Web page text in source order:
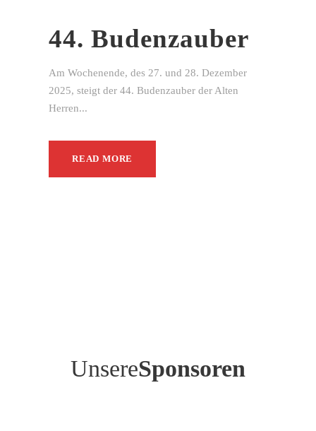
44. Budenzauber
Am Wochenende, des 27. und 28. Dezember
2025, steigt der 44. Budenzauber der Alten
Herren...
READ MORE
UnsereSponsoren